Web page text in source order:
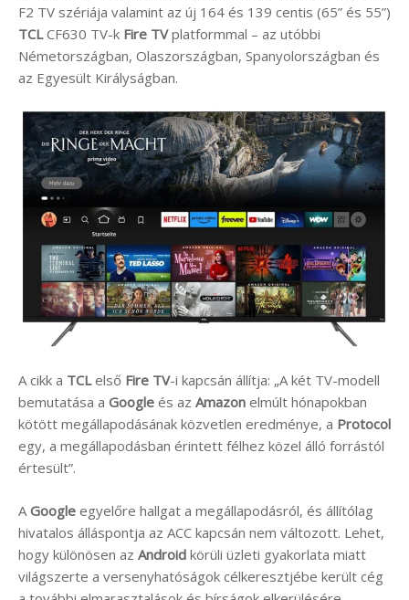
F2 TV szériája valamint az új 164 és 139 centis (65” és 55”)
TCLCF630 TV-k Fire TVplatformmal – az utóbbi
Németországban, Olaszországban, Spanyolországban és
az Egyesült Királyságban.
A cikk a TCLelső Fire TV-i kapcsán állítja: „A két TV-modell
bemutatása a Google és az Amazon elmúlt hónapokban
kötött megállapodásának közvetlen eredménye, a Protocol
egy, a megállapodásban érintett félhez közel álló forrástól
értesült”.
A Google egyelőre hallgat a megállapodásról, és állítólag
hivatalos álláspontja az ACC kapcsán nem változott. Lehet,
hogy különösen az Android körüli üzleti gyakorlata miatt
világszerte a versenyhatóságok célkeresztjébe került cég